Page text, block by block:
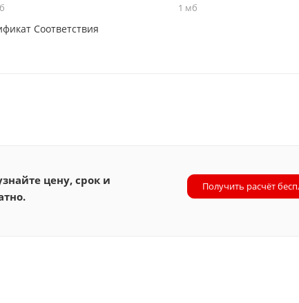
1 мб
Соответствия
цену, срок и
Получить расчёт